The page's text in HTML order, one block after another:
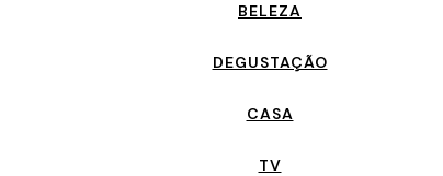
BELEZA
DEGUSTAÇÃO
CASA
TV